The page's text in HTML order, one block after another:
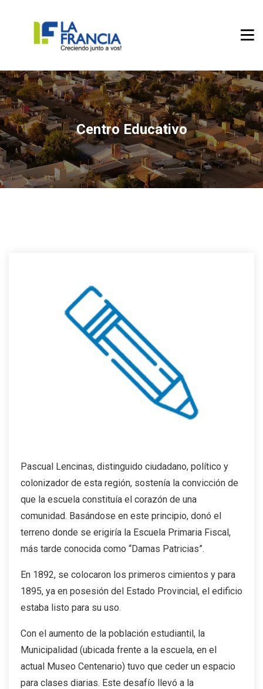
Centro Educativo
Pascual Lencinas, distinguido ciudadano, político y
colonizador de esta región, sostenía la convicción de
que la escuela constituía el corazón de una
comunidad. Basándose en este principio, donó el
terreno donde se erigiría la Escuela Primaria Fiscal,
más tarde conocida como “Damas Patricias”.
En 1892, se colocaron los primeros cimientos y para
1895, ya en posesión del Estado Provincial, el edificio
estaba listo para su uso.
Con el aumento de la población estudiantil, la
Municipalidad (ubicada frente a la escuela, en el
actual Museo Centenario) tuvo que ceder un espacio
para clases diarias. Este desafío llevó a la